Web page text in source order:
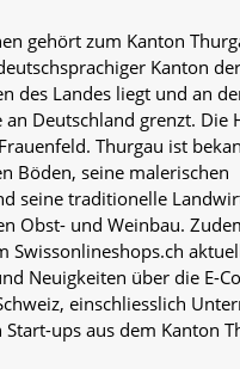
gehört zum Kanton
Kanton
des Landes liegt und an
an Deutschland grenzt. Die
Thurgau ist
Böden, seine malerischen
seine traditionelle
Obst- und Weinbau.
Swissonlineshops.ch
Neuigkeiten über die E-
einschliesslich
ups aus dem Kanton